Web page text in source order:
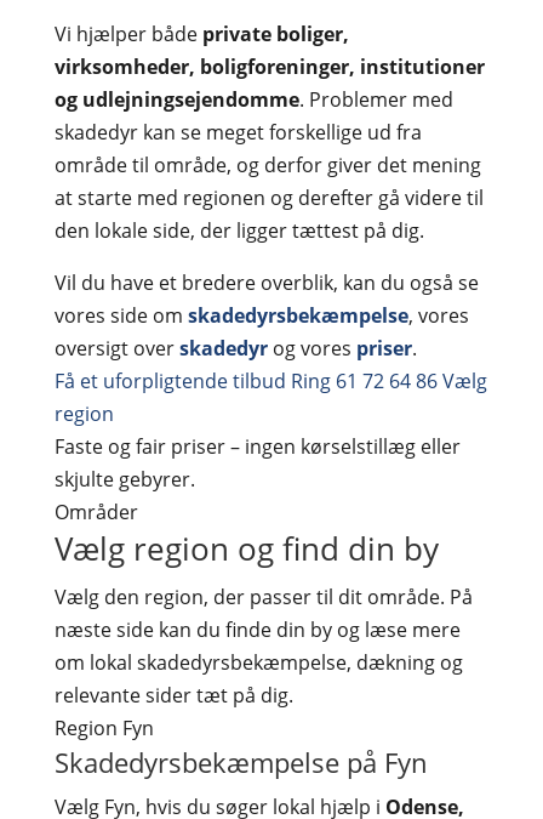
Vi hjælper både private boliger,
virksomheder, boligforeninger, institutioner
og udlejningsejendomme. Problemer med
skadedyr kan se meget forskellige ud fra
område til område, og derfor giver det mening
at starte med regionen og derefter gå videre til
den lokale side, der ligger tættest på dig.
Vil du have et bredere overblik, kan du også se
vores side om skadedyrsbekæmpelse, vores
oversigt overskadedyrog vores priser.
Få et uforpligtende tilbud Ring 61 72 64 86Vælg
region
Faste og fair priser – ingen kørselstillæg eller
skjulte gebyrer.
Områder
Vælg region og find din by
Vælg den region, der passer til dit område. På
næste side kan du finde din by og læse mere
om lokal skadedyrsbekæmpelse, dækning og
relevante sider tæt på dig.
Region Fyn
Skadedyrsbekæmpelse på Fyn
Vælg Fyn, hvis du søger lokal hjælp i Odense,